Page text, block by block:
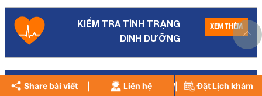
KIỂM TRA TÌNH TRẠNG
DINH DƯỠNG
XEM THÊM
ĐẶT LỊCH KHÁM XEM THÊM
Share bài viết Liên hệ Đặt Lịch khám